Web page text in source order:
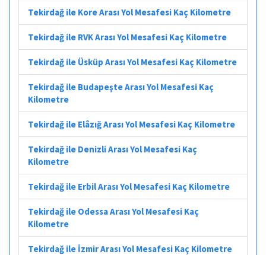
Tekirdağ ile Kore Arası Yol Mesafesi Kaç Kilometre
Tekirdağ ile RVK Arası Yol Mesafesi Kaç Kilometre
Tekirdağ ile Üsküp Arası Yol Mesafesi Kaç Kilometre
Tekirdağ ile Budapeşte Arası Yol Mesafesi Kaç
Kilometre
Tekirdağ ile Elâzığ Arası Yol Mesafesi Kaç Kilometre
Tekirdağ ile Denizli Arası Yol Mesafesi Kaç
Kilometre
Tekirdağ ile Erbil Arası Yol Mesafesi Kaç Kilometre
Tekirdağ ile Odessa Arası Yol Mesafesi Kaç
Kilometre
Tekirdağ ile İzmir Arası Yol Mesafesi Kaç Kilometre